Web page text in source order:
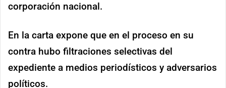
corporación nacional.
En la carta expone que en el proceso en su
contra hubo filtraciones selectivas del
expediente a medios periodísticos y adversarios
políticos.